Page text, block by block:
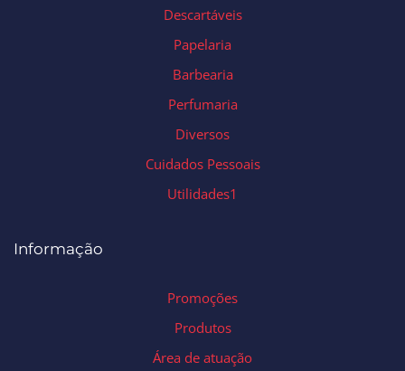
Descartáveis
Papelaria
Barbearia
Perfumaria
Diversos
Cuidados Pessoais
Utilidades1
Informação
Promoções
Produtos
Área de atuação